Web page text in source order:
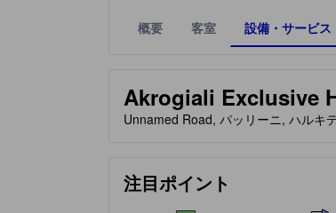
概要 客室 設備・サービス
Akrogiali Exclusive
星評価、最高5の内3
tooltip
星評価は、提携サイトから受け取った
Unnamed Road, パッリーニ, ハルキ
注目ポイント
チェックイン（24時間対応）